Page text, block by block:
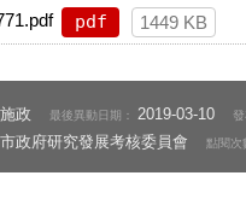
pdf 1449 KB
政 最後異動日期： 2019-03-10
政府研究發展考核委員會 點閱次